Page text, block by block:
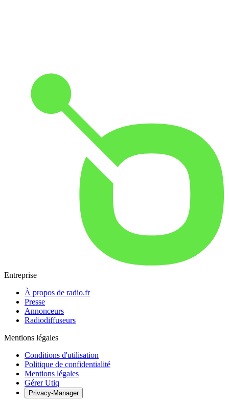
Entreprise
À propos de radio.fr
Presse
Annonceurs
Radiodiffuseurs
Mentions légales
Conditions d'utilisation
Politique de confidentialité
Mentions légales
Gérer Utiq
Privacy-Manager